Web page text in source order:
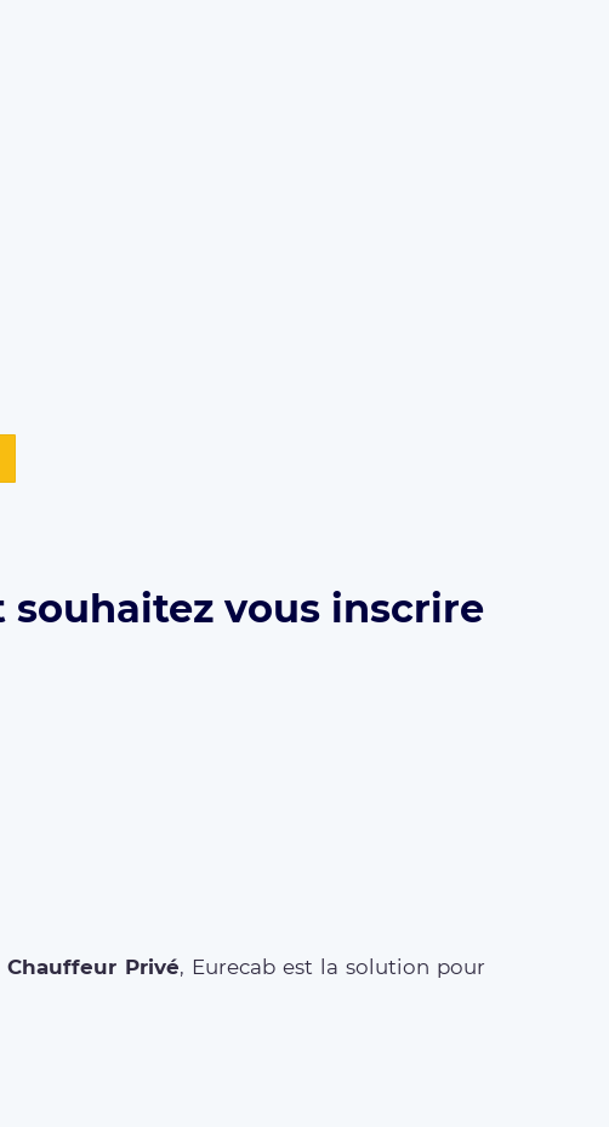
souhaitez vous inscrire
Chauffeur Privé, Eurecab est la solution pour